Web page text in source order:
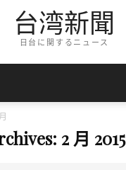
台湾新聞
日台に関するニュース
2 月 2015